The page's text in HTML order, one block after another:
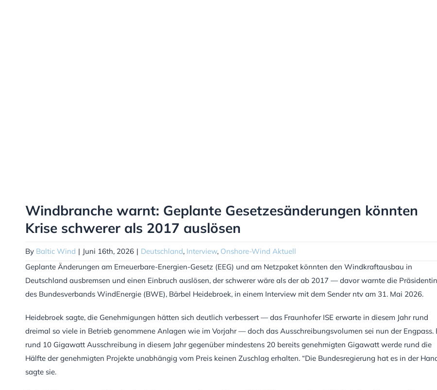
Windbranche warnt: Geplante Gesetzesänderungen könnten
Krise schwerer als 2017 auslösen
By Baltic Wind | Juni 16th, 2026 | Deutschland, Interview, Onshore-Wind Aktuell
Geplante Änderungen am Erneuerbare-Energien-Gesetz (EEG) und am Netzpaket könnten den Windkraftausbau in
Deutschland ausbremsen und einen Einbruch auslösen, der schwerer wäre als der ab 2017 — davor warnte die Präsidentin
des Bundesverbands WindEnergie (BWE), Bärbel Heidebroek, in einem Interview mit dem Sender ntv am 31. Mai 2026.
Heidebroek sagte, die Genehmigungen hätten sich deutlich verbessert — das Fraunhofer ISE erwarte in diesem Jahr rund
dreimal so viele in Betrieb genommene Anlagen wie im Vorjahr — doch das Ausschreibungsvolumen sei nun der Engpass.
rund 10 Gigawatt Ausschreibung in diesem Jahr gegenüber mindestens 20 bereits genehmigten Gigawatt werde rund die
Hälfte der genehmigten Projekte unabhängig vom Preis keinen Zuschlag erhalten. “Die Bundesregierung hat es in der
sagte sie.